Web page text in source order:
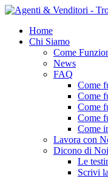
Home
Chi Siamo
Come
News
FAQ
Come
Come
Come
Come
Come
Lavora con
Dicono di Noi
Le
Scrivi